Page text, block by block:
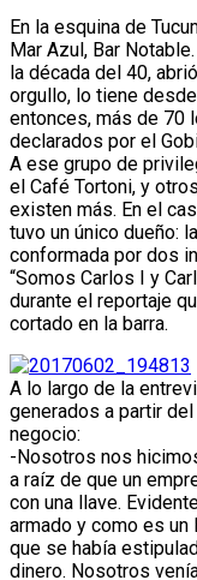
En la esquina de
Mar Azul, Bar
la década del 40,
orgullo, lo tiene
entonces, más de 70
declarados por el
A ese grupo de
el Café Tortoni, y
existen más. En el
tuvo un único dueño:
conformada por dos
“Somos Carlos I y
durante el reportaje
cortado en la barra.
A lo largo de la
generados a partir
negocio:
-Nosotros nos
a raíz de que un
con una llave.
armado y como es un
que se había
dinero. Nosotros